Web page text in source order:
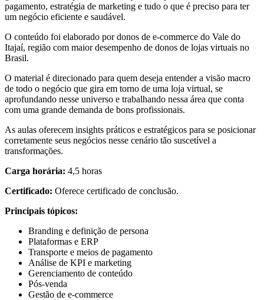
pagamento, estratégia de marketing e tudo o que é preciso para ter
um negócio eficiente e saudável.
O conteúdo foi elaborado por donos de e-commerce do Vale do
Itajaí, região com maior desempenho de donos de lojas virtuais no
Brasil.
O material é direcionado para quem deseja entender a visão macro
de todo o negócio que gira em torno de uma loja virtual, se
aprofundando nesse universo e trabalhando nessa área que conta
com uma grande demanda de bons profissionais.
As aulas oferecem insights práticos e estratégicos para se posicionar
corretamente seus negócios nesse cenário tão suscetível a
transformações.
Carga horária: 4,5 horas
Certificado: Oferece certificado de conclusão.
Principais tópicos:
Branding e definição de persona
Plataformas e ERP
Transporte e meios de pagamento
Análise de KPI e marketing
Gerenciamento de conteúdo
Pós-venda
Gestão de e-commerce